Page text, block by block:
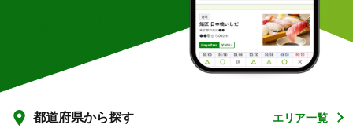
都道府県から探す エリア一覧